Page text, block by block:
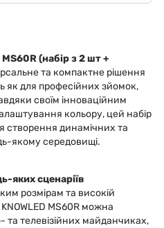
MS60R (набір з 2 шт +
та компактне рішення
як для професійних зйомок,
своїм інноваційним
кольору, цей набір
створення динамічних та
якому середовищі.
яких сценаріїв
розмірам та високій
MS60R можна
та телевізійних майданчиках,